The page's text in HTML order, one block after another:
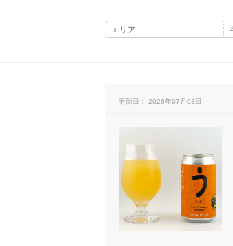
更新日： 2026年07月03日